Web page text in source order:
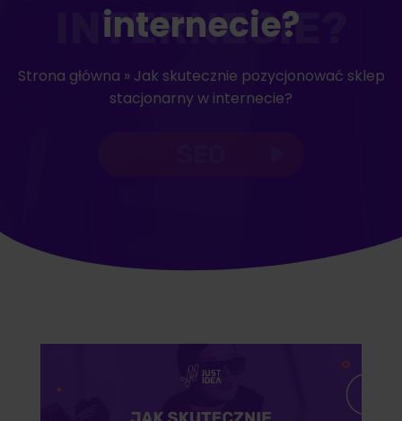
internecie?
Strona główna » Jak skutecznie pozycjonować sklep
stacjonarny w internecie?